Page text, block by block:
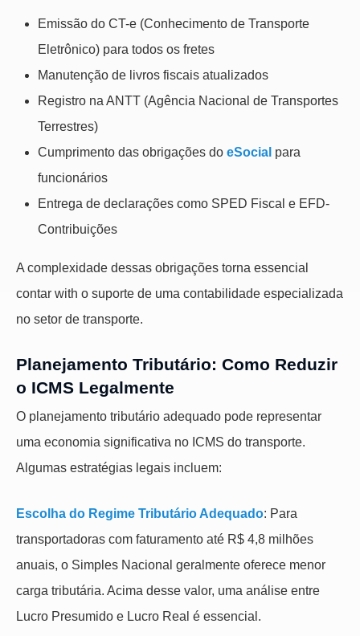
Emissão do CT-e (Conhecimento de Transporte
Eletrônico) para todos os fretes
Manutenção de livros fiscais atualizados
Registro na ANTT (Agência Nacional de Transportes
Terrestres)
Cumprimento das obrigações doeSocial para
funcionários
Entrega de declarações como SPED Fiscal e EFD-
Contribuições
A complexidade dessas obrigações torna essencial
contar with o suporte de uma contabilidade especializada
no setor de transporte.
Planejamento Tributário: Como Reduzir
o ICMS Legalmente
O planejamento tributário adequado pode representar
uma economia significativa no ICMS do transporte.
Algumas estratégias legais incluem:
Escolha do Regime Tributário Adequado: Para
transportadoras com faturamento até R$ 4,8 milhões
anuais, o Simples Nacional geralmente oferece menor
carga tributária. Acima desse valor, uma análise entre
Lucro Presumido e Lucro Real é essencial.